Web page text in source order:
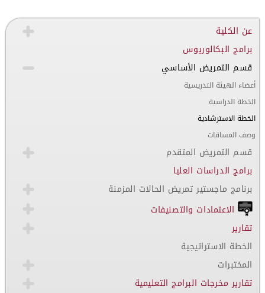
عن الكلية
برامج البكالوريوس
قسم التمريض الأساسي
أعضاء الهيئة التدريسية
الخطة الدراسية
الخطة الاسترشادية
وصف المساقات
قسم التمريض المتقدم
برامج الدراسات العليا
برنامج ماجستير تمريض الحالات المزمنة
الاعتمادات والتصنيفات
تقارير
الخطة الاستراتيجية
المختبرات
تقارير مخرجات البرامج التعليمية